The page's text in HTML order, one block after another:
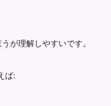
が理解しやすいです。
ば: